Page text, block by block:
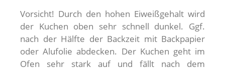
Vorsicht! Durch den hohen Eiweißgehalt wird
der Kuchen oben sehr schnell dunkel. Ggf.
nach der Hälfte der Backzeit mit Backpapier
oder Alufolie abdecken. Der Kuchen geht im
Ofen sehr stark auf und fällt nach dem